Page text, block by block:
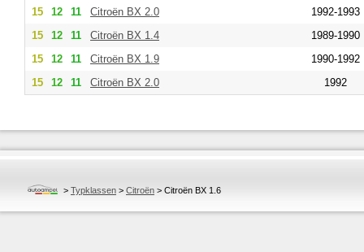
15
12 11 Citroën BX 2.0
1992-1993
15
12 11 Citroën BX 1.4
1989-1990
15
12 11 Citroën BX 1.9
1990-1992
15
12 11 Citroën BX 2.0 1992
> Typklassen > Citroën > Citroën BX 1.6